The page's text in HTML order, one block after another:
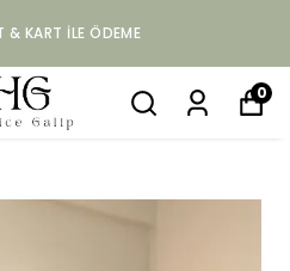
& KART ILE ÖDEME
0